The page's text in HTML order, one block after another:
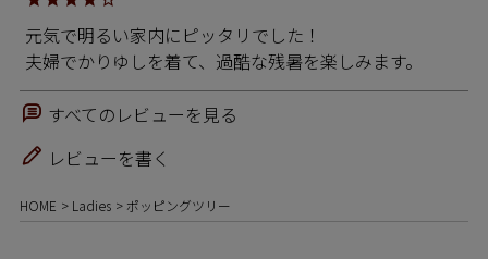
元気で明るい家内にピッタリでした！
夫婦でかりゆしを着て、過酷な残暑を楽しみます。
すべてのレビューを見る
レビューを書く
HOME Ladies ポッピングツリー